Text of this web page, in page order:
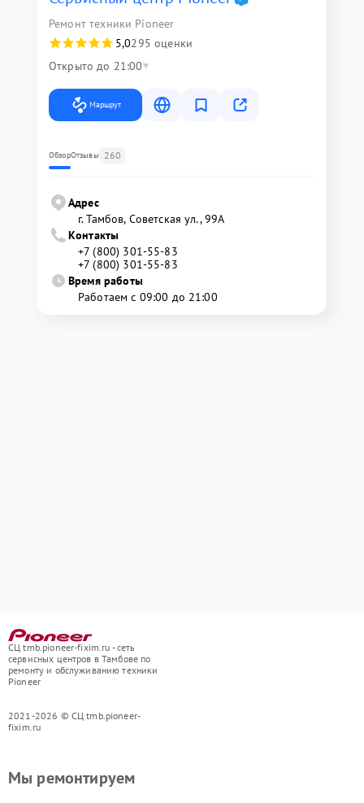
Ремонт техники Pioneer
5,0295 оценки
Открыто до 21:00
Маршрут
ОбзорОтзывы 260
Адрес
г. Тамбов, Советская ул., 99А
Контакты
+7 (800) 301-55-83
+7 (800) 301-55-83
Время работы
Работаем с 09:00 до 21:00
СЦ tmb.pioneer-fixim.ru - сеть
сервисных центров в Тамбове по
ремонту и обслуживанию техники
Pioneer
2021-2026 © СЦ tmb.pioneer-
fixim.ru
Мы ремонтируем